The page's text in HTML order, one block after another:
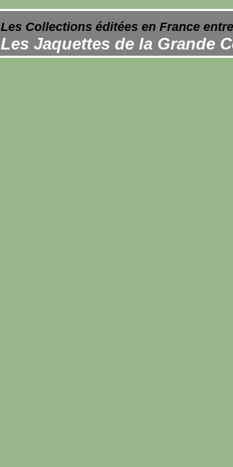
Les Collections éditées en France
Les Jaquettes de la Grande